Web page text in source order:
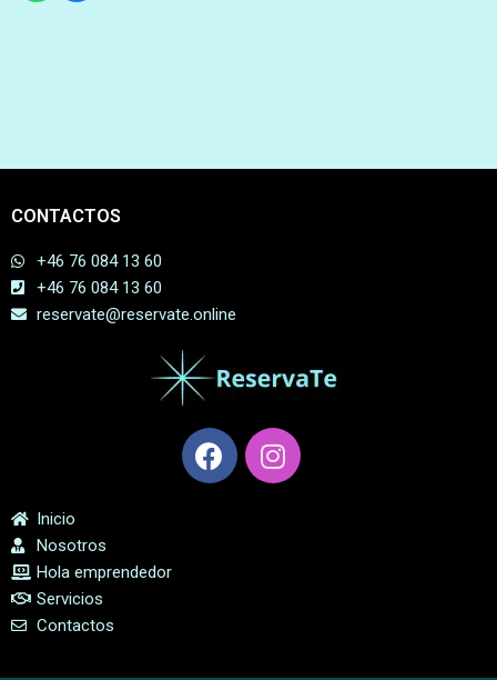
CONTACTOS
+46 76 084 13 60
+46 76 084 13 60
reservate@reservate.online
Inicio
Nosotros
Hola emprendedor
Servicios
Contactos